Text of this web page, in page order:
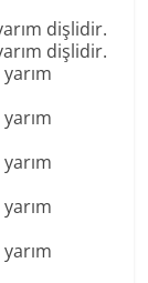
dişlidir.
dişlidir.